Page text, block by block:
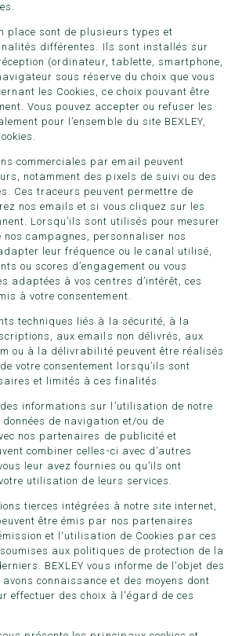
place sont de plusieurs types et
différentes. Ils sont installés sur
(ordinateur, tablette, smartphone,
sous réserve du choix que vous
les Cookies, ce choix pouvant être
Vous pouvez accepter ou refuser les
pour l’ensemble du site BEXLEY,
commerciales par email peuvent
notamment des pixels de suivi ou des
Ces traceurs peuvent permettre de
nos emails et si vous cliquez sur les
Lorsqu’ils sont utilisés pour mesurer
nos campagnes, personnaliser nos
leur fréquence ou le canal utilisé,
ou scores d’engagement ou vous
adaptées à vos centres d’intérêt, ces
à votre consentement.
techniques liés à la sécurité, à la
aux emails non délivrés, aux
ou à la délivrabilité peuvent être réalisés
votre consentement lorsqu’ils sont
et limités à ces finalités.
informations sur l’utilisation de notre
de navigation et/ou de
nos partenaires de publicité et
combiner celles-ci avec d’autres
leur avez fournies ou qu’ils ont
utilisation de leurs services.
tierces intégrées à notre site internet,
être émis par nos partenaires
et l'utilisation de Cookies par ces
aux politiques de protection de la
BEXLEY vous informe de l'objet des
avons connaissance et des moyens dont
effectuer des choix à l'égard de ces